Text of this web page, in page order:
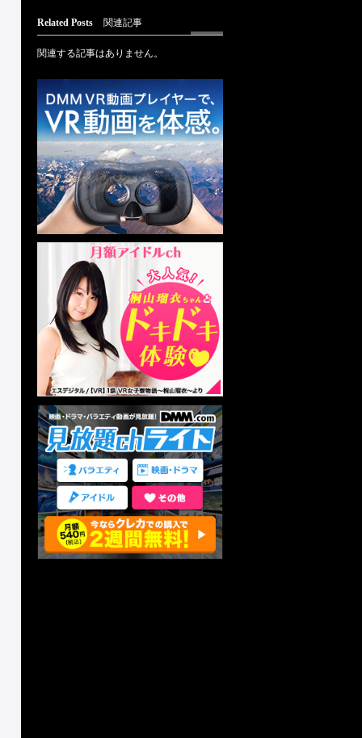
Related Posts 関連記事
関連する記事はありません。